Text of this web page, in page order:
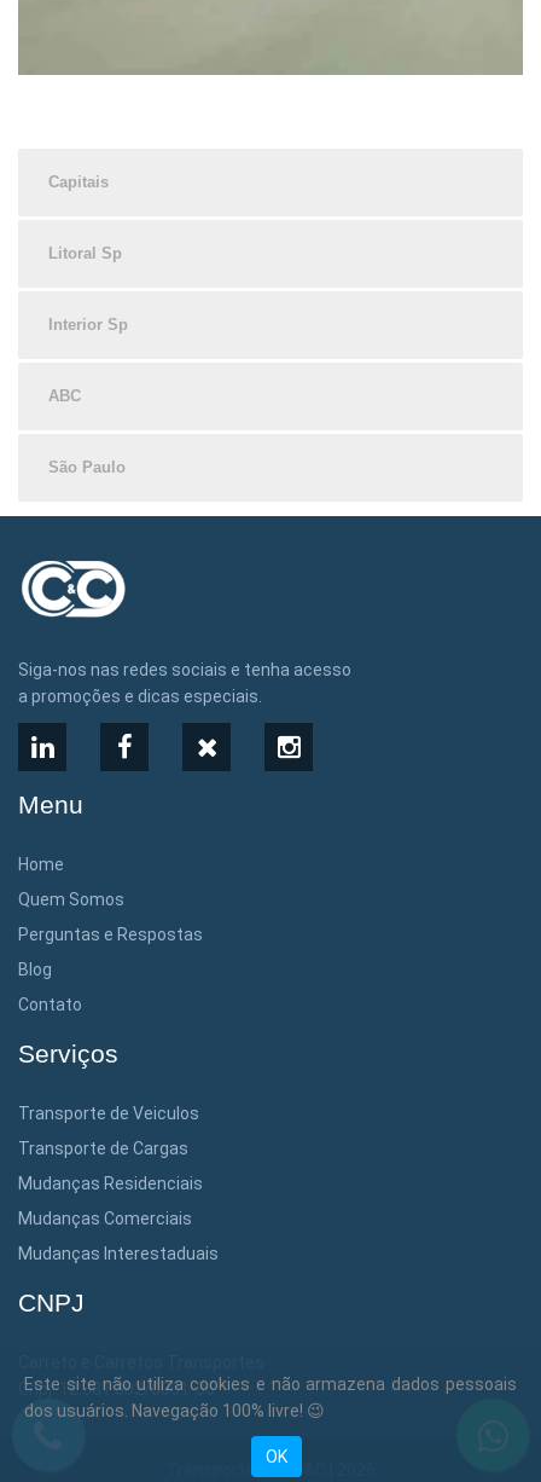
Capitais
Litoral Sp
Interior Sp
ABC
São Paulo
Siga-nos nas redes sociais e tenha acesso
a promoções e dicas especiais.
LinkedInFacebook Instagram
Menu
Home
Quem Somos
Perguntas e Respostas
Blog
Contato
Serviços
Transporte de Veiculos
Transporte de Cargas
Mudanças Residenciais
Mudanças Comerciais
Mudanças Interestaduais
CNPJ
Cnpj: 12.381.302/0001-36
Transportadora C&C | 2026
Este site não utiliza cookies e não armazena dados pessoais
dos usuários. Navegação 100% livre! 😉
OK